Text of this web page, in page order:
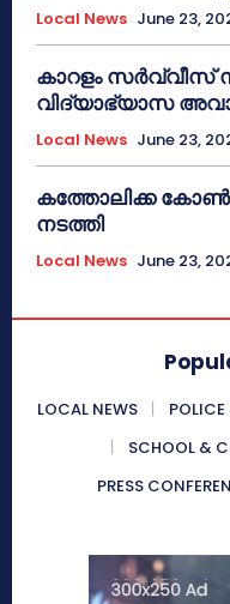
Local News June 23,
കാറളം
വിദ്യാഭ്യാസ
Local News June 23,
കത്തോലിക്ക
നടത്തി
Local News June 23,
LOCAL NEWS POLICE
SCHOOL &
PRESS